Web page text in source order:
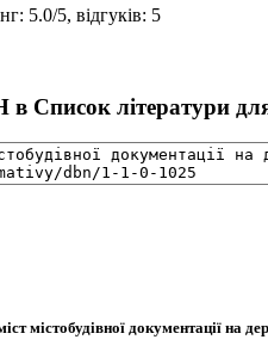
: 5.0/5, відгуків: 5
літератури для
містобудівної документації на